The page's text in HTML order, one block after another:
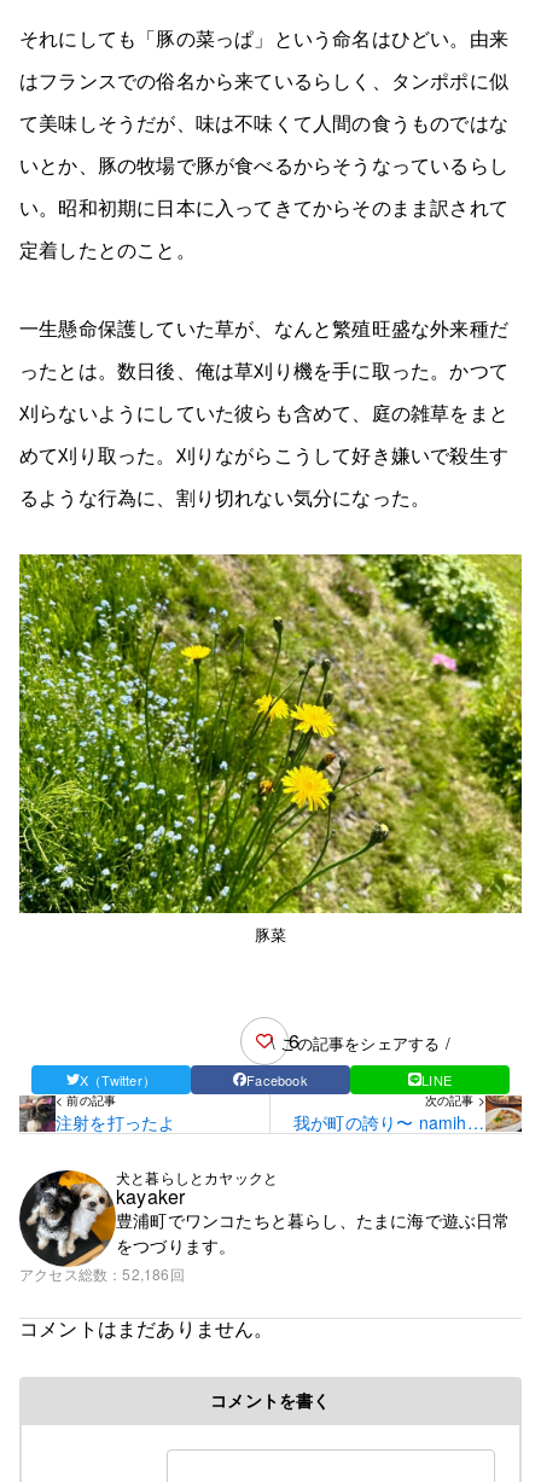
それにしても「豚の菜っぱ」という命名はひどい。由来
はフランスでの俗名から来ているらしく、タンポポに似
て美味しそうだが、味は不味くて人間の食うものではな
いとか、豚の牧場で豚が食べるからそうなっているらし
い。昭和初期に日本に入ってきてからそのまま訳されて
定着したとのこと。
一生懸命保護していた草が、なんと繁殖旺盛な外来種だ
ったとは。数日後、俺は草刈り機を手に取った。かつて
刈らないようにしていた彼らも含めて、庭の雑草をまと
めて刈り取った。刈りながらこうして好き嫌いで殺生す
るような行為に、割り切れない気分になった。
豚菜
6
\ この記事をシェアする /
X（Twitter） Facebook LINE
< 前の記事
注射を打ったよ
次の記事 >
我が町の誇り〜 namihey
犬と暮らしとカヤックと
kayaker
豊浦町でワンコたちと暮らし、たまに海で遊ぶ日常
をつづります。
アクセス総数 52,186回
コメントはまだありません。
コメントを書く